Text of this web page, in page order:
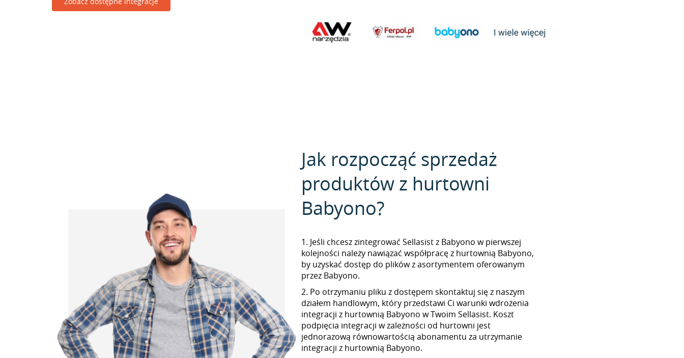
Jak rozpocząć sprzedaż
produktów z hurtowni
Babyono?
1. Jeśli chcesz zintegrować Sellasist z Babyono w pierwszej
kolejności należy nawiązać współpracę z hurtownią Babyono,
by uzyskać dostęp do plików z asortymentem oferowanym
przez Babyono.
2. Po otrzymaniu pliku z dostępem skontaktuj się z naszym
działem handlowym, który przedstawi Ci warunki wdrożenia
integracji z hurtownią Babyono w Twoim Sellasist. Koszt
podpięcia integracji w zależności od hurtowni jest
jednorazową równowartością abonamentu za utrzymanie
integracji z hurtownią Babyono.